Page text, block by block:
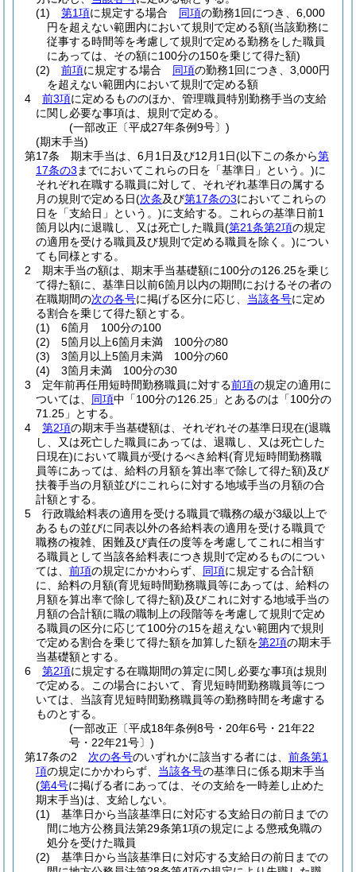
(1)
第1項に規定する場合 同項の勤務1回につき、6,000
円を超えない範囲内において規則で定める額(当該勤務に
従事する時間等を考慮して規則で定める勤務をした職員
にあっては、その額に100分の150を乗じて得た額)
(2)
前項に規定する場合 同項の勤務1回につき、3,000円
を超えない範囲内において規則で定める額
4
前3項に定めるもののほか、管理職員特別勤務手当の支給
に関し必要な事項は、規則で定める。
(一部改正〔平成27年条例9号〕)
(期末手当)
第17条
期末手当は、6月1日及び12月1日(以下この条から第
17条の3 までにおいてこれらの日を「基準日」という。)に
それぞれ在職する職員に対して、それぞれ基準日の属する
月の規則で定める日(次条及び第17条の3においてこれらの
日を「支給日」という。)に支給する。
これらの基準日前1
箇月以内に退職し、又は死亡した職員(第21条第2項の規定
の適用を受ける職員及び規則で定める職員を除く。)につい
ても同様とする。
2
期末手当の額は、期末手当基礎額に100分の126.25を乗じ
て得た額に、基準日以前6箇月以内の期間におけるその者の
在職期間の次の各号に掲げる区分に応じ、 当該各号に定め
る割合を乗じて得た額とする。
(1)
6箇月 100分の100
(2)
5箇月以上6箇月未満 100分の80
(3)
3箇月以上5箇月未満 100分の60
(4)
3箇月未満 100分の30
3
定年前再任用短時間勤務職員に対する前項の規定の適用に
ついては、 同項中「100分の126.25」とあるのは「100分の
71.25」とする。
4
第2項の期末手当基礎額は、それぞれその基準日現在(退職
し、又は死亡した職員にあっては、退職し、又は死亡した
日現在)において職員が受けるべき給料(育児短時間勤務職
員等にあっては、給料の月額を算出率で除して得た額)及び
扶養手当の月額並びにこれらに対する地域手当の月額の合
計額とする。
5
行政職給料表の適用を受ける職員で職務の級が3級以上で
あるもの並びに同表以外の各給料表の適用を受ける職員で
職務の複雑、困難及び責任の度等を考慮してこれに相当す
る職員として当該各給料表につき規則で定めるものについ
ては、 前項の規定にかかわらず、 同項に規定する合計額
に、給料の月額(育児短時間勤務職員等にあっては、給料の
月額を算出率で除して得た額)及びこれに対する地域手当の
月額の合計額に職の職制上の段階等を考慮して規則で定め
る職員の区分に応じて100分の15を超えない範囲内で規則
で定める割合を乗じて得た額を加算した額を第2項の期末手
当基礎額とする。
6
第2項に規定する在職期間の算定に関し必要な事項は規則
で定める。
この場合において、育児短時間勤務職員等につ
いては、当該育児短時間勤務職員等の勤務時間を考慮する
ものとする。
(一部改正〔平成18年条例8号・20年6号・21年22
号・22年21号〕)
第17条の2
次の各号のいずれかに該当する者には、 前条第1
項の規定にかかわらず、 当該各号の基準日に係る期末手当
(第4号に掲げる者にあっては、その支給を一時差し止めた
期末手当)は、支給しない。
(1)
基準日から当該基準日に対応する支給日の前日までの
間に地方公務員法第29条第1項の規定による懲戒免職の
処分を受けた職員
(2)
基準日から当該基準日に対応する支給日の前日までの